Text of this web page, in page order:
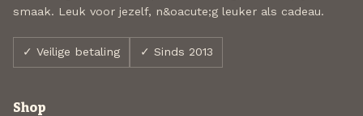
smaak. Leuk voor jezelf, n&oacute;g leuker als cadeau.
✓ Veilige betaling ✓ Sinds 2013
Shop